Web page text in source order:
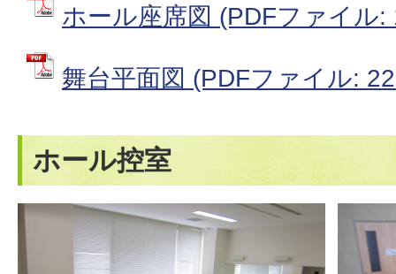
ホール座席図 (PDFファイル:
舞台平面図 (PDFファイル:
ホール控室